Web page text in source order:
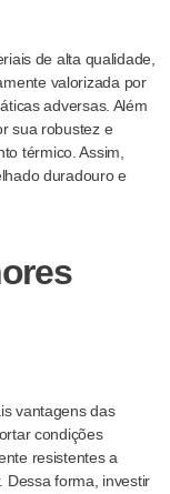
de alta qualidade,
valorizada por
adversas. Além
sua robustez e
térmico. Assim,
duradouro e
vantagens das
condições
resistentes a
Dessa forma, investir